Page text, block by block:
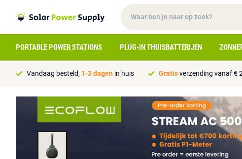
PORTABLE POWER STATIONS PLUG-IN THUISBATTERIJEN
Vandaag besteld, 1-3 dagen in huis Gratisverzending vanaf €